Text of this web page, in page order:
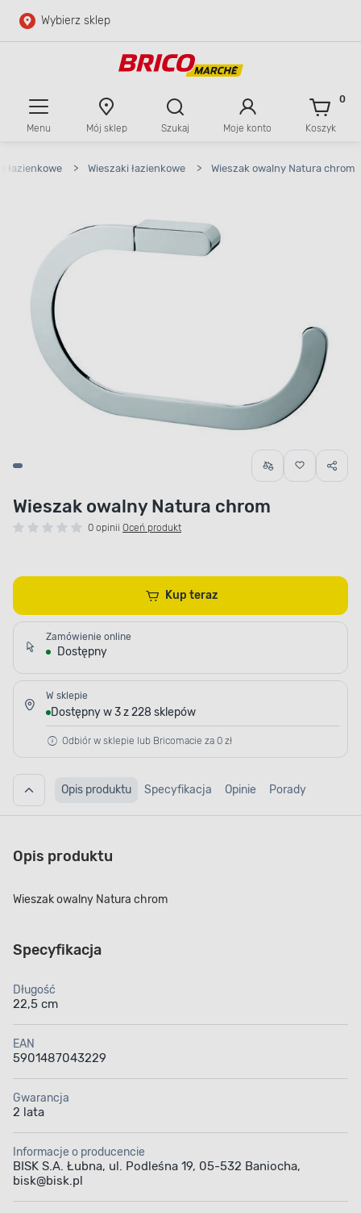
Przejdź do głównej zawartości
Wybierz sklep
Menu Mój sklep Szukaj Moje konto Koszyk
0
łazienkowe > Wieszaki łazienkowe > Wieszak owalny Natura chrom
Wieszak owalny Natura chrom
0 opinii Oceń produkt
Kup teraz
Zamówienie online
Dostępny
W sklepie
Dostępny w 3 z 228 sklepów
Odbiór w sklepie lub Bricomacie za 0 zł
Opis produktu Specyfikacja Opinie Porady
Opis produktu
Wieszak owalny Natura chrom
Specyfikacja
Długość
22,5 cm
EAN
5901487043229
Gwarancja
2 lata
Informacje o producencie
BISK S.A. Łubna, ul. Podleśna 19, 05-532 Baniocha,
bisk@bisk.pl